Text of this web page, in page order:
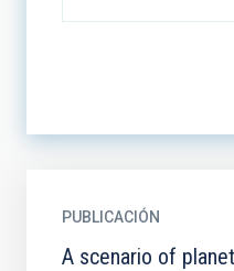
PUBLICACIÓN
A scenario of